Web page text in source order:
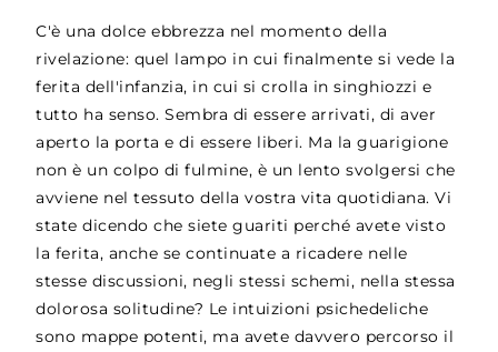
C'è una dolce ebbrezza nel momento della
rivelazione: quel lampo in cui finalmente si vede la
ferita dell'infanzia, in cui si crolla in singhiozzi e
tutto ha senso. Sembra di essere arrivati, di aver
aperto la porta e di essere liberi. Ma la guarigione
non è un colpo di fulmine, è un lento svolgersi che
avviene nel tessuto della vostra vita quotidiana. Vi
state dicendo che siete guariti perché avete visto
la ferita, anche se continuate a ricadere nelle
stesse discussioni, negli stessi schemi, nella stessa
dolorosa solitudine? Le intuizioni psichedeliche
sono mappe potenti, ma avete davvero percorso il